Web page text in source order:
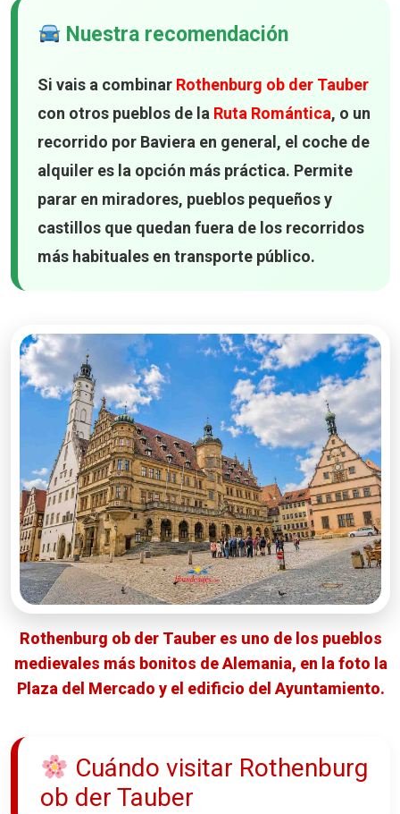
Nuestra recomendación
Si vais a combinar Rothenburg ob der Tauber
con otros pueblos de la Ruta Romántica, o un
recorrido por Baviera en general, el coche de
alquiler es la opción más práctica. Permite
parar en miradores, pueblos pequeños y
castillos que quedan fuera de los recorridos
más habituales en transporte público.
Rothenburg ob der Tauber es uno de los pueblos
medievales más bonitos de Alemania, en la foto la
Plaza del Mercado y el edificio del Ayuntamiento.
Cuándo visitar Rothenburg
ob der Tauber